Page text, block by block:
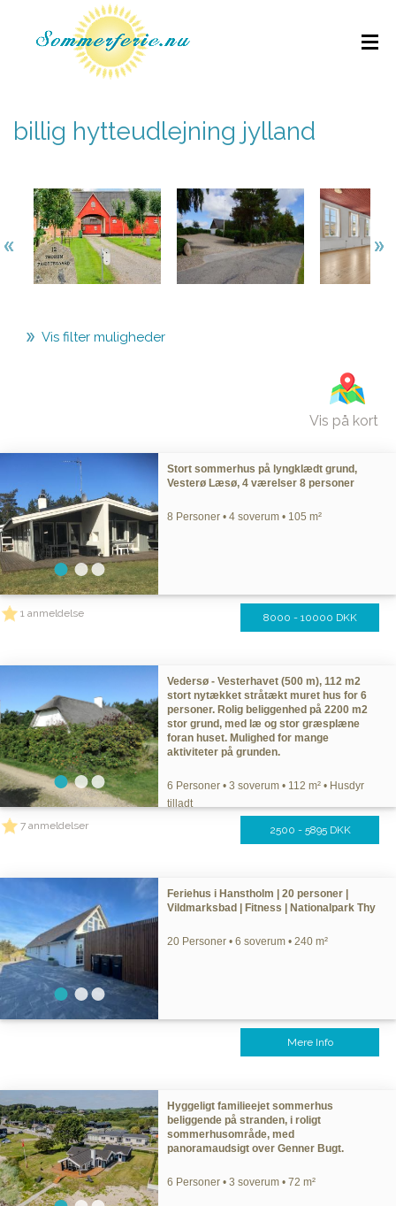
billig hytteudlejning jylland
Vis filter muligheder
Vis på kort
Stort sommerhus på lyngklædt grund,
Vesterø Læsø, 4 værelser 8 personer
8 Personer • 4 soverum • 105 m²
1 anmeldelse 8000 - 10000 DKK
Vedersø - Vesterhavet (500 m), 112 m2
stort nytækket stråtækt muret hus for 6
personer. Rolig beliggenhed på 2200 m2
stor grund, med læ og stor græsplæne
foran huset. Mulighed for mange
aktiviteter på grunden.
6 Personer • 3 soverum • 112 m² • Husdyr
tilladt
7 anmeldelser
2500 - 5895 DKK
Feriehus i Hanstholm | 20 personer |
Vildmarksbad | Fitness | Nationalpark Thy
20 Personer • 6 soverum • 240 m²
Mere Info
Hyggeligt familieejet sommerhus
beliggende på stranden, i roligt
sommerhusområde, med
panoramaudsigt over Genner Bugt.
6 Personer • 3 soverum • 72 m²